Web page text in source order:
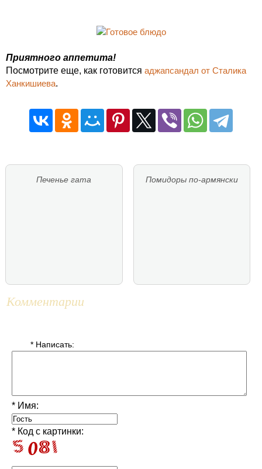
Приятного аппетита!
Посмотрите еще, как готовится аджапсандал от Сталика
Ханкишиева.
Печенье гата Помидоры по-армянски
Комментарии
* Написать:
* Имя:
* Код с картинки: